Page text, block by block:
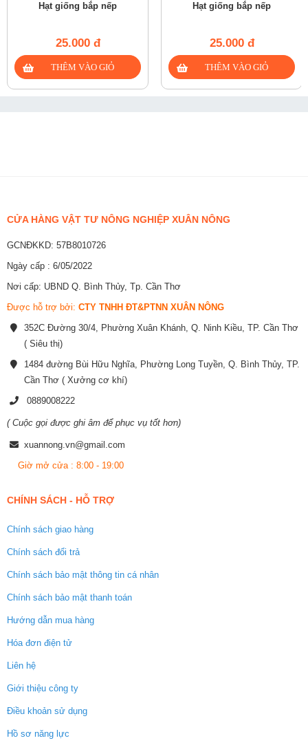
Hạt giống bắp nếp
25.000 đ
Hạt giống bắp nếp
25.000 đ
CỬA HÀNG VẬT TƯ NÔNG NGHIỆP XUÂN NÔNG
GCNĐKKD: 57B8010726
Ngày cấp : 6/05/2022
Nơi cấp: UBND Q. Bình Thủy, Tp. Cần Thơ
Được hỗ trợ bởi: CTY TNHH ĐT&PTNN XUÂN NÔNG
352C Đường 30/4, Phường Xuân Khánh, Q. Ninh Kiều, TP. Cần Thơ
( Siêu thị)
1484 đường Bùi Hữu Nghĩa, Phường Long Tuyền, Q. Bình Thủy, TP.
Cần Thơ ( Xưởng cơ khí)
0889008222
( Cuộc gọi được ghi âm để phục vụ tốt hơn)
xuannong.vn@gmail.com
Giờ mở cửa : 8:00 - 19:00
CHÍNH SÁCH - HỖ TRỢ
Chính sách giao hàng
Chính sách đổi trả
Chính sách bảo mật thông tin cá nhân
Chính sách bảo mật thanh toán
Hướng dẫn mua hàng
Hóa đơn điện tử
Liên hệ
Giới thiệu công ty
Điều khoản sử dụng
Hồ sơ năng lực